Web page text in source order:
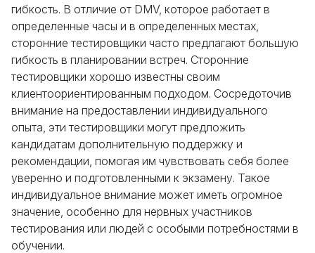
гибкость. В отличие от DMV, которое работает в
определенные часы и в определенных местах,
сторонние тестировщики часто предлагают большую
гибкость в планировании встреч. Сторонние
тестировщики хорошо известны своим
клиентоориентированным подходом. Сосредоточив
внимание на предоставлении индивидуального
опыта, эти тестировщики могут предложить
кандидатам дополнительную поддержку и
рекомендации, помогая им чувствовать себя более
уверенно и подготовленными к экзамену. Такое
индивидуальное внимание может иметь огромное
значение, особенно для нервных участников
тестирования или людей с особыми потребностями в
обучении.